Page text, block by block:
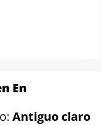
En
Antiguo claro